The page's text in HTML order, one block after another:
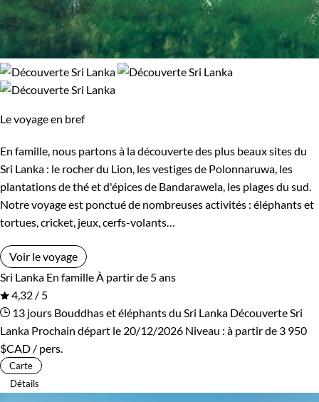
Confort
Bivouac, sous tente Refuge, gîte, dortoir
Itinérance
Itinérant Semi-itinérant
Environnement
Bord de mer et îles Forêts, collines, rivières et lacs
Montagne
Le voyage en bref
En famille, nous partons à la découverte des plus beaux sites du
Sri Lanka : le rocher du Lion, les vestiges de Polonnaruwa, les
plantations de thé et d'épices de Bandarawela, les plages du sud.
Notre voyage est ponctué de nombreuses activités : éléphants et
tortues, cricket, jeux, cerfs-volants…
Voir le voyage
Sri Lanka En familleÀ partir de 5 ans
4,32 / 5
13 jours Bouddhas et éléphants du Sri Lanka Découverte Sri
Lanka Prochain départ le 20/12/2026 Niveau : à partir de 3 950
$CAD / pers.
Carte
Détails